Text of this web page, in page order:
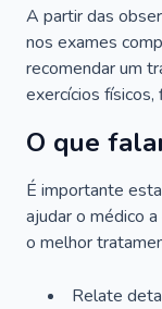
A partir das
nos exames
recomendar um
exercícios
O que
É importante
ajudar o médico
o melhor
Relate